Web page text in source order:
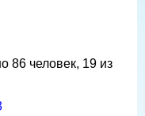
86 человек, 19 из